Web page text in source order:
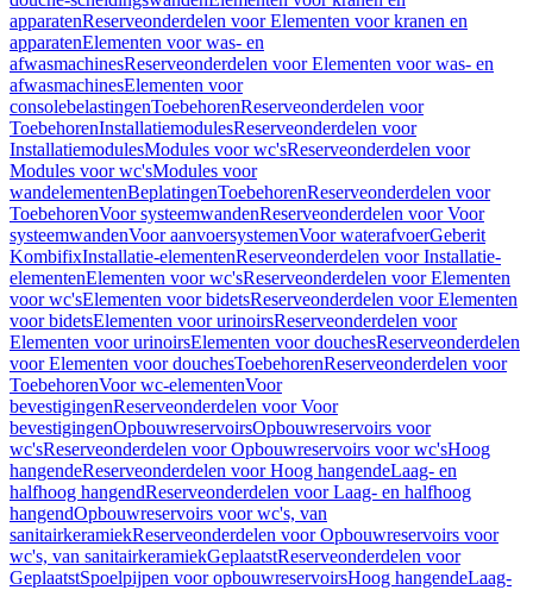
apparatenReserveonderdelen voor Elementen voor kranen en
apparatenElementen voor was- en
afwasmachinesReserveonderdelen voor Elementen voor was- en
afwasmachinesElementen voor
consolebelastingenToebehorenReserveonderdelen voor
ToebehorenInstallatiemodulesReserveonderdelen voor
InstallatiemodulesModules voor wc'sReserveonderdelen voor
Modules voor wc'sModules voor
wandelementenBeplatingenToebehorenReserveonderdelen voor
ToebehorenVoor systeemwandenReserveonderdelen voor Voor
systeemwandenVoor aanvoersystemenVoor waterafvoerGeberit
KombifixInstallatie-elementenReserveonderdelen voor Installatie-
elementenElementen voor wc'sReserveonderdelen voor Elementen
voor wc'sElementen voor bidetsReserveonderdelen voor Elementen
voor bidetsElementen voor urinoirsReserveonderdelen voor
Elementen voor urinoirsElementen voor douchesReserveonderdelen
voor Elementen voor douchesToebehorenReserveonderdelen voor
ToebehorenVoor wc-elementenVoor
bevestigingenReserveonderdelen voor Voor
bevestigingenOpbouwreservoirsOpbouwreservoirs voor
wc'sReserveonderdelen voor Opbouwreservoirs voor wc'sHoog
hangendeReserveonderdelen voor Hoog hangendeLaag- en
halfhoog hangendReserveonderdelen voor Laag- en halfhoog
hangendOpbouwreservoirs voor wc's, van
sanitairkeramiekReserveonderdelen voor Opbouwreservoirs voor
wc's, van sanitairkeramiekGeplaatstReserveonderdelen voor
GeplaatstSpoelpijpen voor opbouwreservoirsHoog hangendeLaag-